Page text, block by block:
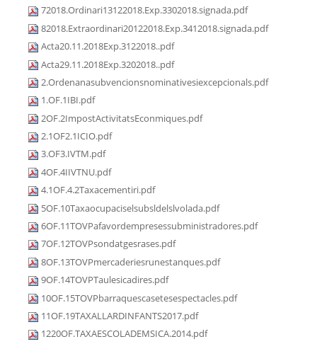
72018.Ordinari13122018.Exp.3302018.signada.pdf
82018.Extraordinari20122018.Exp.3412018.signada.pdf
Acta20.11.2018Exp.3122018..pdf
Acta29.11.2018Exp.3202018..pdf
2.Ordenanasubvencionsnominativesiexcepcionals.pdf
1.OF.1IBI.pdf
2OF.2ImpostActivitatsEconmiques.pdf
2.1OF2.1ICIO.pdf
3.OF3.IVTM.pdf
4OF.4IIVTNU.pdf
4.1OF.4.2Taxacementiri.pdf
5OF.10Taxaocupaciselsubsldelslvolada.pdf
6OF.11TOVPafavordempresessubministradores.pdf
7OF.12TOVPsondatgesrases.pdf
8OF.13TOVPmercaderiesrunestanques.pdf
9OF.14TOVPTaulesicadires.pdf
10OF.15TOVPbarraquescasetesespectacles.pdf
11OF.19TAXALLARDINFANTS2017.pdf
1220OF.TAXAESCOLADEMSICA.2014.pdf